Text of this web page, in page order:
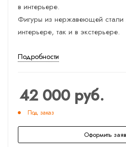
в интерьере.
Фигуры из нержавеющей стали
интерьере, так и в экстерьере.
Подробности
42 000руб.
Под заказ
Оформить